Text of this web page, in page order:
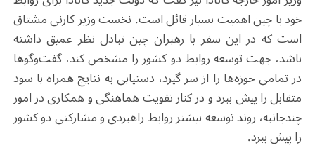
خود با چین اهمیت بسیار قائل است. نخست ‌وزیر کارنی مشتاق
است که در این سفر با رهبران چین تبادل نظر عمیق داشته
باشد، جهت توسعه روابط دو کشور را مشخص کند، گفت‌وگوها
در تمامی حوزه‌ها را از سر گیرد، دستیابی به نتایج همراه با سود
متقابل را پیش ببرد و در کنار تقویت هماهنگی و همکاری در امور
چندجانبه، روند توسعه بیشتر روابط راهبردی و مشارکتی دو کشور
را پیش ببرد.